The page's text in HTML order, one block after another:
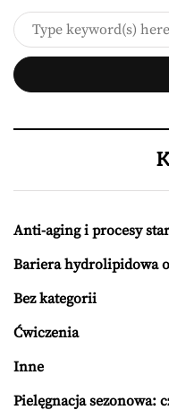
Anti-aging i procesy
Bariera hydrolipidowa
Bez kategorii
Ćwiczenia
Inne
Pielęgnacja sezonowa: